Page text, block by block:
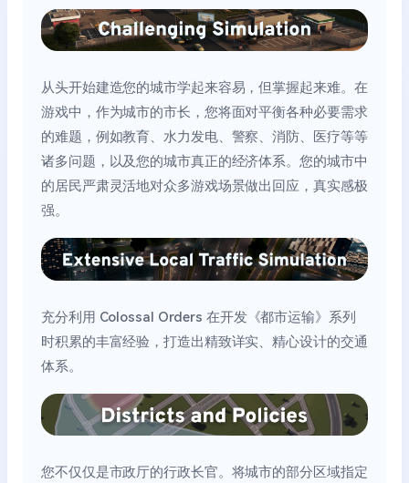
从头开始建造您的城市学起来容易，但掌握起来难。在
游戏中，作为城市的市长，您将面对平衡各种必要需求
的难题，例如教育、水力发电、警察、消防、医疗等等
诸多问题，以及您的城市真正的经济体系。您的城市中
的居民严肃灵活地对众多游戏场景做出回应，真实感极
强。
充分利用 Colossal Orders 在开发《都市运输》系列
时积累的丰富经验，打造出精致详实、精心设计的交通
体系。
您不仅仅是市政厅的行政长官。将城市的部分区域指定